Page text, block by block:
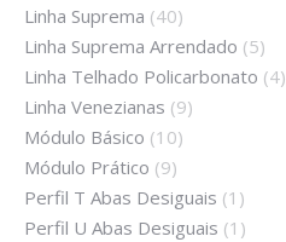
Linha Suprema (40)
Linha Suprema Arrendado (5)
Linha Telhado Policarbonato (4)
Linha Venezianas (9)
Módulo Básico (10)
Módulo Prático (9)
Perfil T Abas Desiguais (1)
Perfil U Abas Desiguais (1)